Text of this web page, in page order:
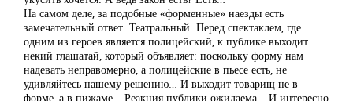
На самом деле, за подобные «форменные» наезды есть
замечательный ответ. Театральный. Перед спектаклем, где
одним из героев является полицейский, к публике выходит
некий глашатай, который объявляет: поскольку форму нам
надевать неправомерно, а полицейские в пьесе есть, не
удивляйтесь нашему решению… И выходит товарищ не в
форме, а в пижаме… Реакция публики ожидаема… И интересно